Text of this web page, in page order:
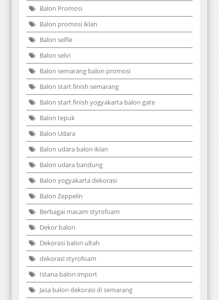
Balon Promosi
Balon promosi iklan
Balon selfie
Balon selvi
Balon semarang balon promosi
Balon start finish semarang
Balon start finish yogyakarta balon gate
Balon tepuk
Balon Udara
Balon udara balon iklan
Balon udara bandung
Balon yogyakarta dekorasi
Balon Zeppelin
Berbagai macam styrofoam
Dekor balon
Dekorasi balon ultah
dekorasi styrofoam
Istana balon import
Jasa balon dekorasi di semarang